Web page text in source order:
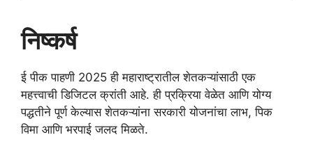
निष्कर्ष
ई पीक पाहणी 2025 ही महाराष्ट्रातील शेतकऱ्यांसाठी एक
महत्त्वाची डिजिटल क्रांती आहे. ही प्रक्रिया वेळेत आणि योग्य
पद्धतीने पूर्ण केल्यास शेतकऱ्यांना सरकारी योजनांचा लाभ, पिक
विमा आणि भरपाई जलद मिळते.